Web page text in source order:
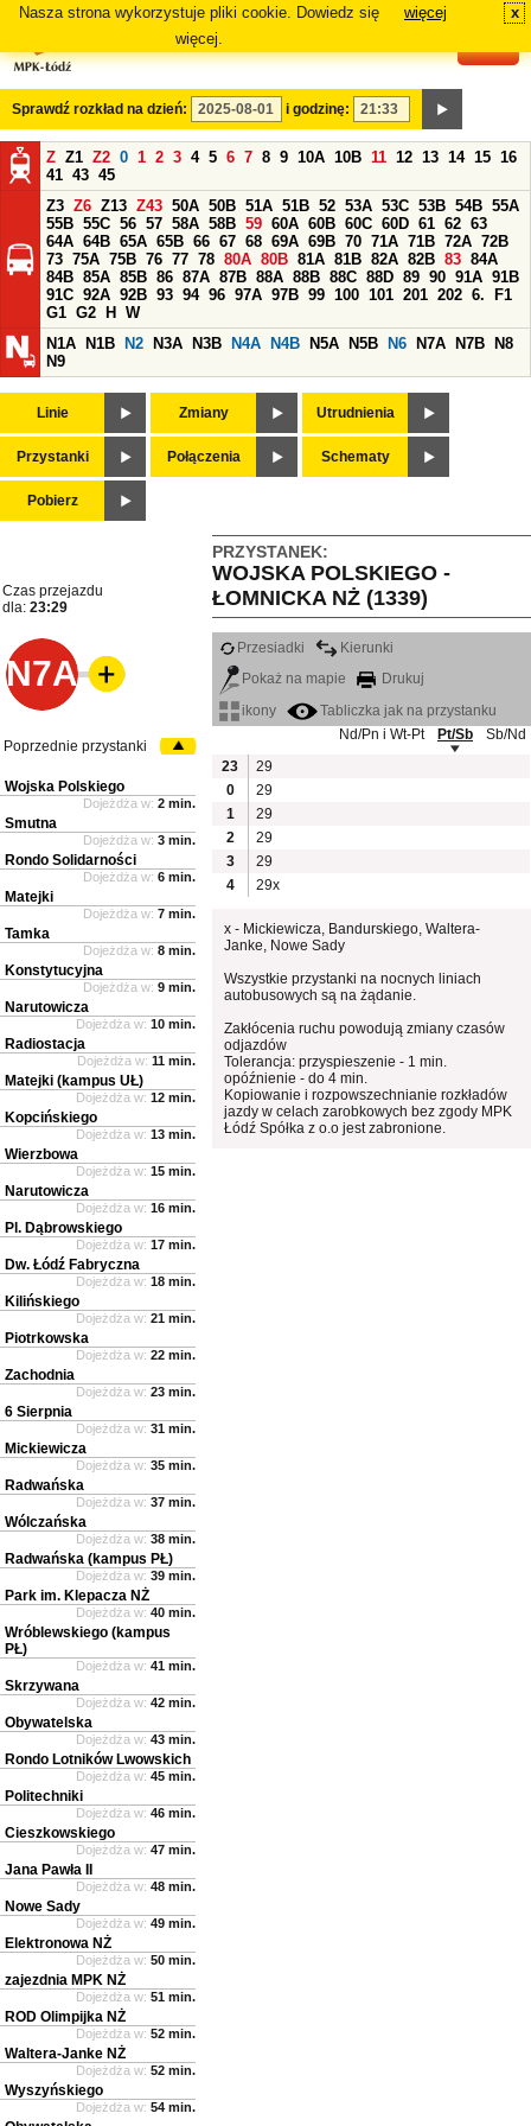
Nasza strona wykorzystuje pliki cookie. Dowiedz się
więcej.
więcej x
Sprawdź rozkład na dzień: i godzinę:
Z Z1 Z2 0 1 2 3 4 5 6 7 8 9 10A 10B 11 12 13 14 15 16
41 43 45
Z3 Z6 Z13 Z43 50A 50B 51A 51B 52 53A 53C 53B 54B 55A
55B 55C 56 57 58A 58B 59 60A 60B 60C 60D 61 62 63
64A 64B 65A 65B 66 67 68 69A 69B 70 71A 71B 72A 72B
73 75A 75B 76 77 78 80A 80B 81A 81B 82A 82B 83 84A
84B 85A 85B 86 87A 87B 88A 88B 88C 88D 89 90 91A 91B
91C 92A 92B 93 94 96 97A 97B 99 100 101 201 202 6.
F1
G1 G2 H
W
N1A
N1B N2 N3A N3B N4A N4B N5A N5B N6 N7A N7B
N8
N9
Linie Zmiany Utrudnienia
Przystanki Połączenia Schematy
Pobierz
PRZYSTANEK:
WOJSKA POLSKIEGO -
ŁOMNICKA NŻ (1339)
Czas przejazdu
dla: 23:29
N7A
Przesiadki
Kierunki
Pokaż na mapie
Drukuj
ikony
Tabliczka jak na przystanku
Nd/Pn i Wt-Pt
Pt/Sb
Sb/Nd
23
29
0
29
1
29
2
29
3
29
4
29x
x - Mickiewicza, Bandurskiego, Waltera-
Janke, Nowe Sady
Wszystkie przystanki na nocnych liniach
autobusowych są na żądanie.
Zakłócenia ruchu powodują zmiany czasów
odjazdów
Tolerancja: przyspieszenie - 1 min.
opóźnienie - do 4 min.
Kopiowanie i rozpowszechnianie rozkładów
jazdy w celach zarobkowych bez zgody MPK
Łódź Spółka z o.o jest zabronione.
Poprzednie przystanki
Wojska Polskiego
Dojeżdża w: 2 min.
Smutna
Dojeżdża w: 3 min.
Rondo Solidarności
Dojeżdża w: 6 min.
Matejki
Dojeżdża w: 7 min.
Tamka
Dojeżdża w: 8 min.
Konstytucyjna
Dojeżdża w: 9 min.
Narutowicza
Dojeżdża w: 10 min.
Radiostacja
Dojeżdża w: 11 min.
Matejki (kampus UŁ)
Dojeżdża w: 12 min.
Kopcińskiego
Dojeżdża w: 13 min.
Wierzbowa
Dojeżdża w: 15 min.
Narutowicza
Dojeżdża w: 16 min.
Pl. Dąbrowskiego
Dojeżdża w: 17 min.
Dw. Łódź Fabryczna
Dojeżdża w: 18 min.
Kilińskiego
Dojeżdża w: 21 min.
Piotrkowska
Dojeżdża w: 22 min.
Zachodnia
Dojeżdża w: 23 min.
6 Sierpnia
Dojeżdża w: 31 min.
Mickiewicza
Dojeżdża w: 35 min.
Radwańska
Dojeżdża w: 37 min.
Wólczańska
Dojeżdża w: 38 min.
Radwańska (kampus PŁ)
Dojeżdża w: 39 min.
Park im. Klepacza NŻ
Dojeżdża w: 40 min.
Wróblewskiego (kampus
PŁ)
Dojeżdża w: 41 min.
Skrzywana
Dojeżdża w: 42 min.
Obywatelska
Dojeżdża w: 43 min.
Rondo Lotników Lwowskich
Dojeżdża w: 45 min.
Politechniki
Dojeżdża w: 46 min.
Cieszkowskiego
Dojeżdża w: 47 min.
Jana Pawła II
Dojeżdża w: 48 min.
Nowe Sady
Dojeżdża w: 49 min.
Elektronowa NŻ
Dojeżdża w: 50 min.
zajezdnia MPK NŻ
Dojeżdża w: 51 min.
ROD Olimpijka NŻ
Dojeżdża w: 52 min.
Waltera-Janke NŻ
Dojeżdża w: 52 min.
Wyszyńskiego
Dojeżdża w: 54 min.